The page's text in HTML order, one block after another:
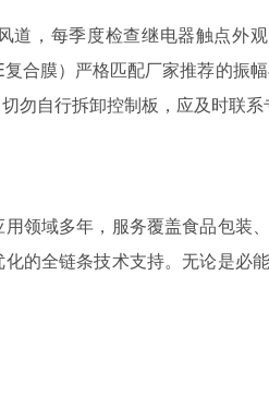
道，每季度检查继电器触点外
合膜）严格匹配厂家推荐的振
勿自行拆卸控制板，应及时联系
领域多年，服务覆盖食品包装
的全链条技术支持。无论是必